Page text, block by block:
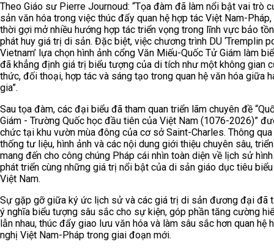
Theo Giáo sư Pierre Journoud: “Tọa đàm đã làm nổi bật vai trò
sản văn hóa trong việc thúc đẩy quan hệ hợp tác Việt Nam-
thời gợi mở nhiều hướng hợp tác triển vọng trong lĩnh vực bảo
phát huy giá trị di sản. Đặc biệt, việc chương trình DU ‘Tremplin
Vietnam’ lựa chọn hình ảnh cổng Văn Miếu-Quốc Tử Giám làm
đã khẳng định giá trị biểu tượng của di tích như một không gian
thức, đối thoại, hợp tác và sáng tạo trong quan hệ văn hóa giữa
gia”.
Sau tọa đàm, các đại biểu đã tham quan triển lãm chuyên đề
Giám - Trường Quốc học đầu tiên của Việt Nam (1076-2026)”
chức tại khu vườn mùa đông của cơ sở Saint-Charles. Thông qua
thống tư liệu, hình ảnh và các nội dung giới thiệu chuyên sâu,
mang đến cho công chúng Pháp cái nhìn toàn diện về lịch sử hình
phát triển cùng những giá trị nổi bật của di sản giáo dục tiêu
Việt Nam.
Sự gặp gỡ giữa ký ức lịch sử và các giá trị di sản đương đại đã
ý nghĩa biểu tượng sâu sắc cho sự kiện, góp phần tăng cường
lẫn nhau, thúc đẩy giao lưu văn hóa và làm sâu sắc hơn quan hệ
nghị Việt Nam-Pháp trong giai đoạn mới.